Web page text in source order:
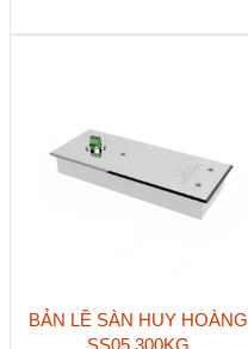
BẢN LỀ SÀN HUY HOÀNG
SS05 300KG